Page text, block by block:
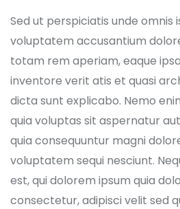
Sed ut perspiciatis unde omnis
voluptatem accusantium
totam rem aperiam, eaque
inventore verit atis et quasi
dicta sunt explicabo. Nemo
quia voluptas sit aspernatur
quia consequuntur magni
voluptatem sequi nesciunt.
est, qui dolorem ipsum quia
consectetur, adipisci velit sed